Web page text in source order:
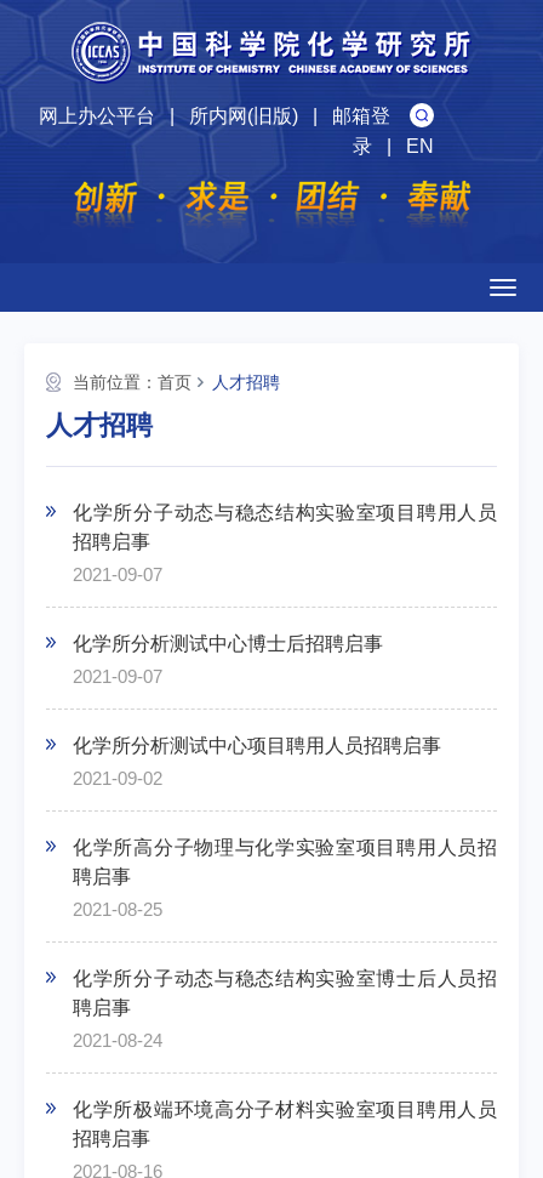
网上办公平台|所内网(旧版)| 邮箱登
录| EN
当前位置： 首页 人才招聘
人才招聘
化学所分子动态与稳态结构实验室项目聘用人员
招聘启事
2021-09-07
化学所分析测试中心博士后招聘启事
2021-09-07
化学所分析测试中心项目聘用人员招聘启事
2021-09-02
化学所高分子物理与化学实验室项目聘用人员招
聘启事
2021-08-25
化学所分子动态与稳态结构实验室博士后人员招
聘启事
2021-08-24
化学所极端环境高分子材料实验室项目聘用人员
招聘启事
2021-08-16